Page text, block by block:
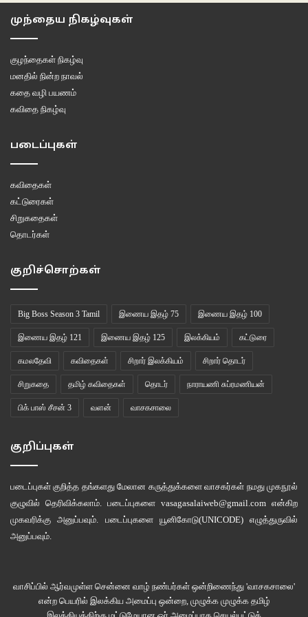
காற்றில்
செடியைப் பார்க்கிறேன்
இளம் பச்சை
அடர் பச்சை
வெளிறிய பச்சை
பல வண்ணங்களை
வார்த்த இலைகளுக்கு
நடுவே
நானிருக்கிறேன்
பூத்திருக்கிறது
அடர்ந்த கிளைகளுக்கிடையே
ஓடி விளையாடும்
ஒளியில் தெரிகிறது
புதியபாதை
சரியாகத்தான்
போடப்படுகிறது
எப்படி வருகிறது
பிழை?
எப்போது
புயல் வருமென
முந்தைய நிகழ்வுகள்
குழந்தைகள் நிகழ்வு
மனதில் நின்ற நாவல்
கதை வழி பயணம்
கவிதை நிகழ்வு
படைப்புகள்
கவிதைகள்
கட்டுரைகள்
சிறுகதைகள்
தொடர்கள்
குறிச்சொற்கள்
Big Boss Season 3 Tamil இணைய இதழ் 75 இணைய இதழ் 100
இணைய இதழ் 121 இணைய இதழ் 125 இலக்கியம் கட்டுரை
கமலதேவி கவிதைகள் சிறார் இலக்கியம் சிறார் தொடர்
சிறுகதை தமிழ் கவிதைகள் தொடர் நாராயணி சுப்ரமணியன்
பிக் பாஸ் சீசன் 3 வளன் வாசகசாலை
குறிப்புகள்
படைப்புகள் குறித்த தங்களது மேலான கருத்துக்களை வாசகர்கள் நமது முகநூல்
குழுவில் தெரிவிக்கலாம். படைப்புகளை vasagasalaiweb@gmail.com என்கிற
முகவரிக்கு அனுப்பவும். படைப்புகளை யூனிகோடு(UNICODE)எழுத்துருவில்
அனுப்பவும்.
வாசிப்பில் ஆர்வமுள்ள சென்னை வாழ் நண்பர்கள் ஒன்றிணைந்து 'வாசகசாலை'
என்ற பெயரில் இலக்கிய அமைப்பு ஒன்றை, முழுக்க முழுக்க தமிழ்